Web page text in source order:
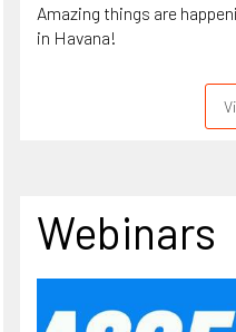
Amazing things are
in Havana!
Webinars